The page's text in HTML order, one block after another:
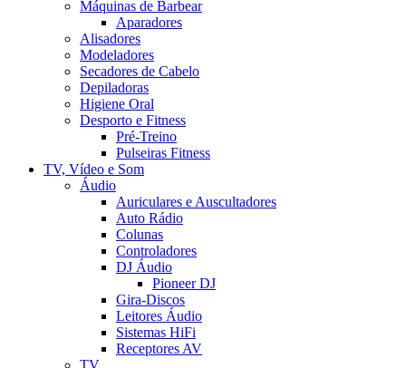
Máquinas de Barbear
Aparadores
Alisadores
Modeladores
Secadores de Cabelo
Depiladoras
Higiene Oral
Desporto e Fitness
Pré-Treino
Pulseiras Fitness
TV, Vídeo e Som
Áudio
Auriculares e Auscultadores
Auto Rádio
Colunas
Controladores
DJ Áudio
Pioneer DJ
Gira-Discos
Leitores Áudio
Sistemas HiFi
Receptores AV